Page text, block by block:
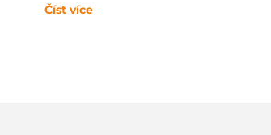
Číst více